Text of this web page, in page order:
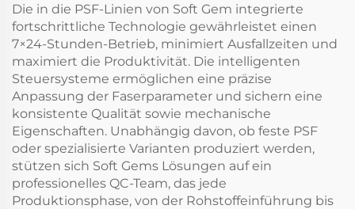
Die in die PSF-Linien von Soft Gem integrierte
fortschrittliche Technologie gewährleistet einen
7×24-Stunden-Betrieb, minimiert Ausfallzeiten und
maximiert die Produktivität. Die intelligenten
Steuersysteme ermöglichen eine präzise
Anpassung der Faserparameter und sichern eine
konsistente Qualität sowie mechanische
Eigenschaften. Unabhängig davon, ob feste PSF
oder spezialisierte Varianten produziert werden,
stützen sich Soft Gems Lösungen auf ein
professionelles QC-Team, das jede
Produktionsphase, von der Rohstoffeinführung bis